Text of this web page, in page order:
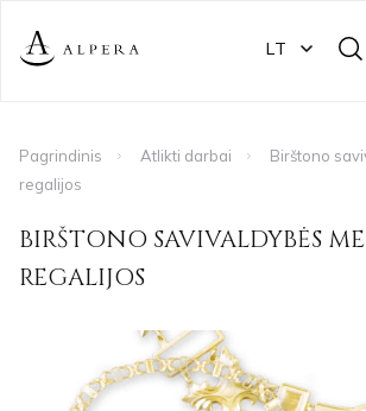
LT
Pagrindinis Atlikti darbai
Birštono
regalijos
BIRŠTONO SAVIVALDYBĖS
REGALIJOS